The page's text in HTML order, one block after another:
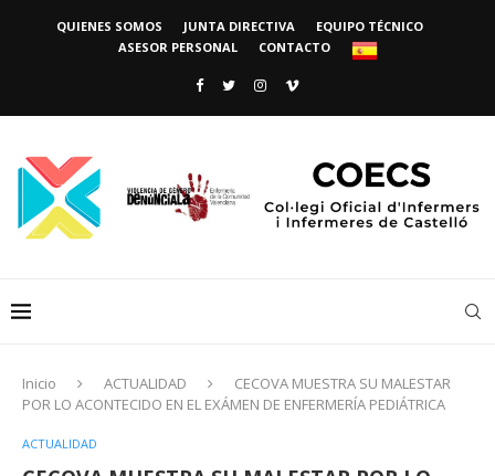
QUIENES SOMOS JUNTA DIRECTIVA
EQUIPO TÉCNICO
ASESOR PERSONAL
CONTACTO
Inicio ACTUALIDAD
CECOVA MUESTRA SU MALESTAR
POR LO ACONTECIDO EN EL EXÁMEN DE ENFERMERÍA PEDIÁTRICA
ACTUALIDAD